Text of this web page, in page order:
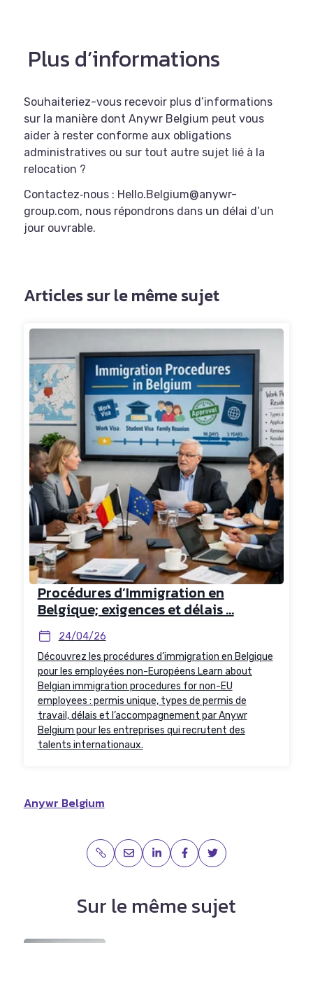
Plus d’informations
Souhaiteriez-vous recevoir plus d’informations
sur la manière dont Anywr Belgium peut vous
aider à rester conforme aux obligations
administratives ou sur tout autre sujet lié à la
relocation ?
Contactez‑nous : Hello.Belgium@anywr-
group.com, nous répondrons dans un délai d’un
jour ouvrable.
Articles sur le même sujet
Procédures d’Immigration en
Belgique; exigences et délais ...
24/04/26
Découvrez les procédures d’immigration en Belgique
pour les employées non-Européens Learn about
Belgian immigration procedures for non-EU
employees : permis unique, types de permis de
travail, délais et l’accompagnement par Anywr
Belgium pour les entreprises qui recrutent des
talents internationaux.
Anywr Belgium
Sur le même sujet